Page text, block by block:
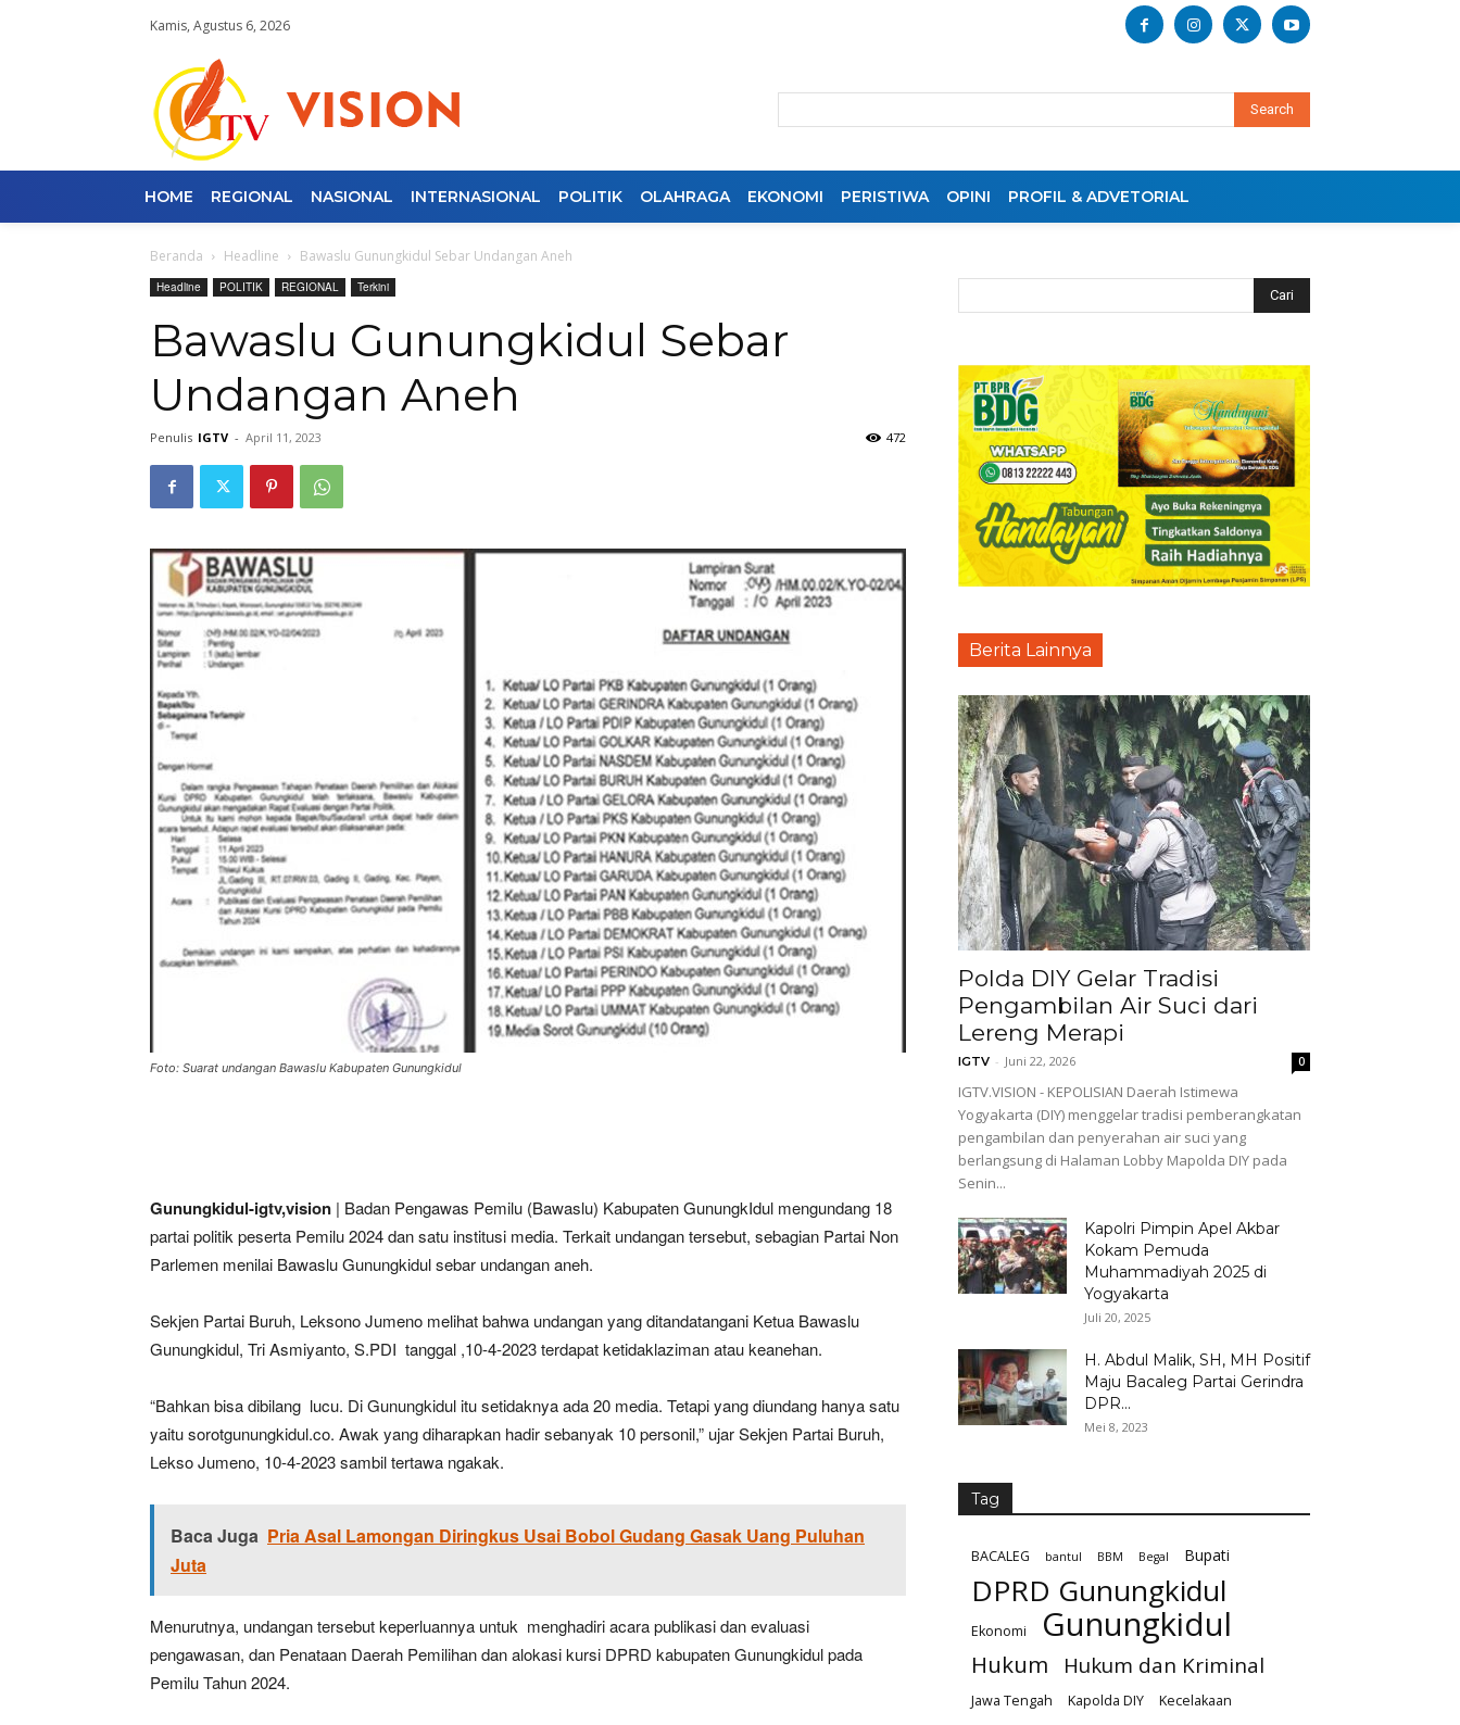
Kamis, Agustus 6, 2026
Search
HOME REGIONAL NASIONAL INTERNASIONAL POLITIK OLAHRAGA EKONOMI PERISTIWA OPINI PROFIL & ADVETORIAL
Beranda Headline Bawaslu Gunungkidul Sebar Undangan Aneh
Headline POLITIK REGIONAL Terkini
Bawaslu Gunungkidul Sebar
Undangan Aneh
Penulis IGTV - April 11, 2023 472
Foto: Suarat undangan Bawaslu Kabupaten Gunungkidul
Gunungkidul-igtv,vision | Badan Pengawas Pemilu (Bawaslu) Kabupaten GunungkIdul mengundang 18
partai politik peserta Pemilu 2024 dan satu institusi media. Terkait undangan tersebut, sebagian Partai Non
Parlemen menilai Bawaslu Gunungkidul sebar undangan aneh.
Sekjen Partai Buruh, Leksono Jumeno melihat bahwa undangan yang ditandatangani Ketua Bawaslu
Gunungkidul, Tri Asmiyanto, S.PDI tanggal ,10-4-2023 terdapat ketidaklaziman atau keanehan.
“Bahkan bisa dibilang lucu. Di Gunungkidul itu setidaknya ada 20 media. Tetapi yang diundang hanya satu
yaitu sorotgunungkidul.co. Awak yang diharapkan hadir sebanyak 10 personil,” ujar Sekjen Partai Buruh,
Lekso Jumeno, 10-4-2023 sambil tertawa ngakak.
Baca Juga Pria Asal Lamongan Diringkus Usai Bobol Gudang Gasak Uang Puluhan
Juta
Menurutnya, undangan tersebut keperluannya untuk menghadiri acara publikasi dan evaluasi
pengawasan, dan Penataan Daerah Pemilihan dan alokasi kursi DPRD kabupaten Gunungkidul pada
Pemilu Tahun 2024.
Berita Lainnya
Polda DIY Gelar Tradisi
Pengambilan Air Suci dari
Lereng Merapi
IGTV - Juni 22, 2026 0
IGTV.VISION - KEPOLISIAN Daerah Istimewa
Yogyakarta (DIY) menggelar tradisi pemberangkatan
pengambilan dan penyerahan air suci yang
berlangsung di Halaman Lobby Mapolda DIY pada
Senin...
Kapolri Pimpin Apel Akbar
Kokam Pemuda
Muhammadiyah 2025 di
Yogyakarta
Juli 20, 2025
H. Abdul Malik, SH, MH Positif
Maju Bacaleg Partai Gerindra
DPR...
Mei 8, 2023
Tag
BACALEG bantul BBM Begal Bupati
DPRD Gunungkidul
Ekonomi Gunungkidul
Hukum Hukum dan Kriminal
Jawa Tengah Kapolda DIY
Kecelakaan